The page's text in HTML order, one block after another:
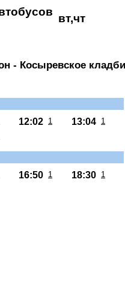
вт,чт
- Косыревское
12:02 1 13:04 1
16:50 1 18:30 1